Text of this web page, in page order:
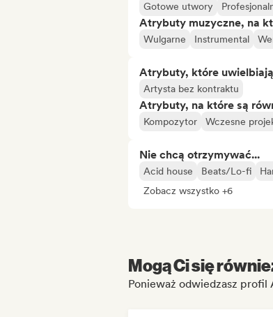
Gotowe utwory
Atrybuty muzyczne, na
Wulgarne Instrumental
Atrybuty, które uwielbiają
Artysta bez kontraktu
Atrybuty, na które są
Kompozytor Wczesne
Nie chcą otrzymywać...
Acid house Beats/Lo-fi
Zobacz wszystko +6
Mogą Ci się
Ponieważ odwiedzasz profil